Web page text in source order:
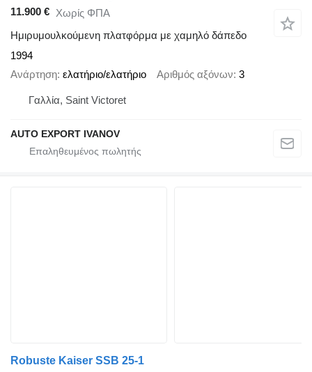
11.900 € Χωρίς ΦΠΑ
Ημιρυμουλκούμενη πλατφόρμα με χαμηλό δάπεδο
1994
Ανάρτηση ελατήριο/ελατήριο Αριθμός αξόνων 3
Γαλλία, Saint Victoret
AUTO EXPORT IVANOV
Robuste Kaiser SSB 25-1